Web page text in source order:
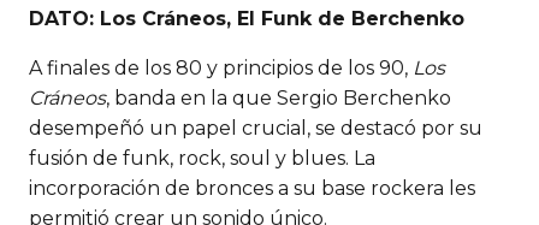
DATO: Los Cráneos, El Funk de Berchenko
A finales de los 80 y principios de los 90, Los
Cráneos, banda en la que Sergio Berchenko
desempeñó un papel crucial, se destacó por su
fusión de funk, rock, soul y blues. La
incorporación de bronces a su base rockera les
permitió crear un sonido único.